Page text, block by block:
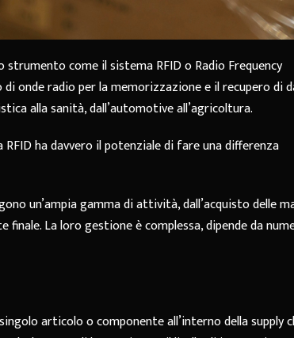
come il sistema RFID o Radio Frequency
onde radio per la memorizzazione e il recupero di
alla sanità, dall’automotive all’agricoltura.
ha davvero il potenziale di fare una differenza
un’ampia gamma di attività, dall’acquisto delle
La loro gestione è complessa, dipende da
articolo o componente all’interno della supply